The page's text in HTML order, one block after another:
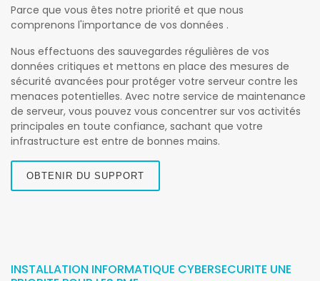
Parce que vous êtes notre priorité et que nous
comprenons l'importance de vos données .
Nous effectuons des sauvegardes régulières de vos
données critiques et mettons en place des mesures de
sécurité avancées pour protéger votre serveur contre les
menaces potentielles. Avec notre service de maintenance
de serveur, vous pouvez vous concentrer sur vos activités
principales en toute confiance, sachant que votre
infrastructure est entre de bonnes mains.
OBTENIR DU SUPPORT
INSTALLATION INFORMATIQUE CYBERSECURITE UNE